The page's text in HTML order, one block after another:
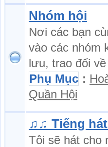
Nhóm hội
Nơi các bạn
vào các nhóm
lưu, trao đổi
Phụ Mục :
Quần Hội
♫♫ Tiếng
Tôi sẽ hát cho